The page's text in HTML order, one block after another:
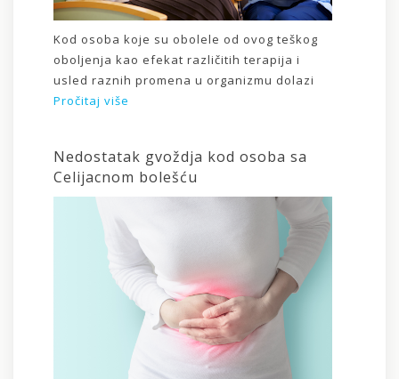
Kod osoba koje su obolele od ovog teškog
oboljenja kao efekat različitih terapija i
usled raznih promena u organizmu dolazi
Pročitaj više
Nedostatak gvoždja kod osoba sa
Celijacnom bolešću